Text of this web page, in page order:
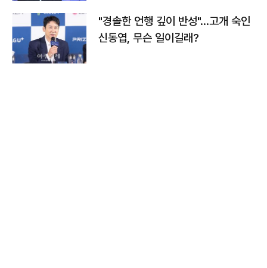
"경솔한 언행 깊이 반성"…고개 숙인
신동엽, 무슨 일이길래?